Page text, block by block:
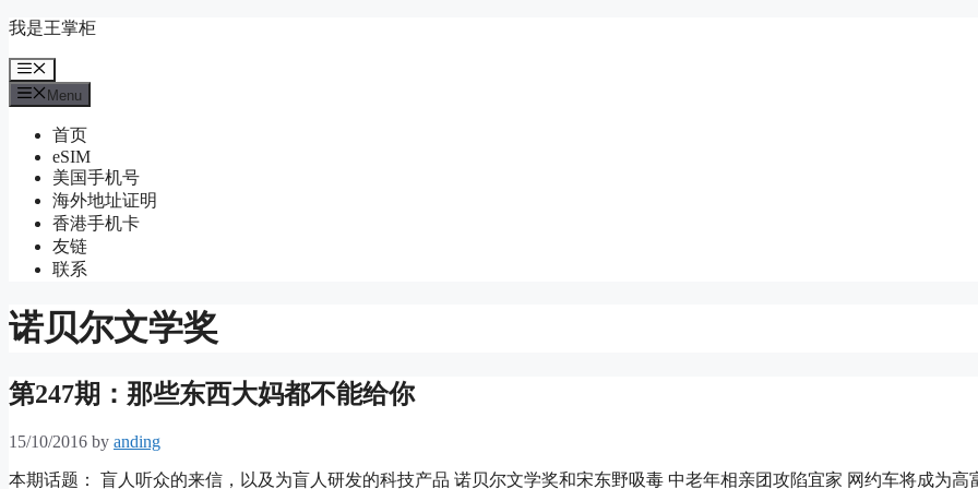
Skip
content
我是王掌柜
Menu
Menu
首页
eSIM
美国手机号
海外地址证明
香港手机卡
友链
联系
诺贝尔文学奖
第247期：那些东西大妈都不能给你
15/10/2016 by anding
本期话题： 盲人听众的来信，以及为盲人研发的科技产品 诺贝尔文学奖和宋东野吸毒 中老年相亲团攻陷宜家 网约车将成为高